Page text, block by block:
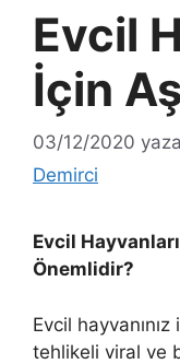
Evcil
İçin
03/12/2020
Demirci
Evcil
Önemlidir?
Evcil
tehlikeli viral ve